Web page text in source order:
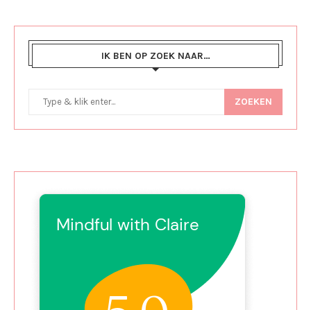
IK BEN OP ZOEK NAAR…
ZOEKEN